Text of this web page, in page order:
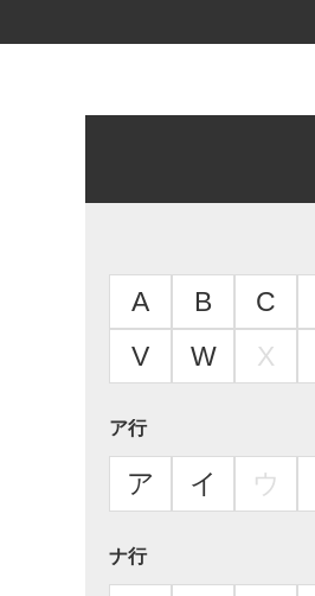
A B C
V
W X
ア行
ア イ ウ
ナ行